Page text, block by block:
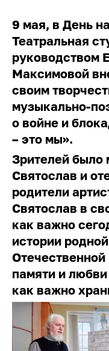
9 мая, в День
Театральная
руководством
Максимовой
своим
музыкально-
о войне и
– это мы».
Зрителей было
Святослав и
родители
Святослав в
как важно
истории
памяти и
как важно